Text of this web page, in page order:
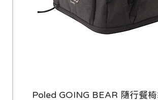
Poled GOING BEAR 隨行餐